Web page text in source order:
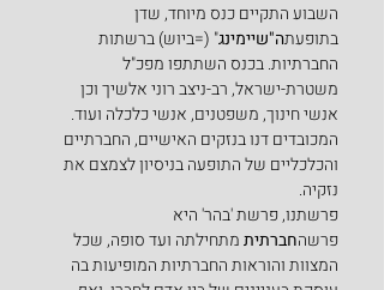
השבוע התקיים כנס מיוחד, שדן
בתופעתה"שיימינג" (=ביוש) ברשתות
החברתיות. בכנס השתתפו מפכ"ל
משטרת-ישראל, רב-ניצב רוני אלשיך וכן
אנשי חינוך, משפטנים, אנשי כלכלה ועוד.
המכובדים דנו בנזקים האישיים, החברתיים
והכלכליים של התופעה בניסיון לצמצם את
נזקיה.
פרשתנו, פרשת 'בהר' היא
פרשהחברתית מתחילתה ועד סופה, שכל
המצוות והוראות החברתיות המופיעות בה